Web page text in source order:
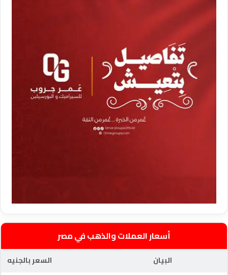
أسعار العملات والذهب في مصر
البيان
السعر بالجنيه